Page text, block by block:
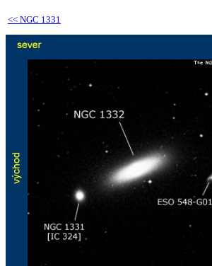
<< NGC 1331